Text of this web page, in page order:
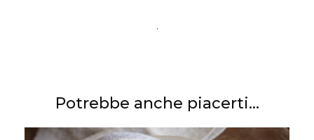
.
Potrebbe anche piacerti...